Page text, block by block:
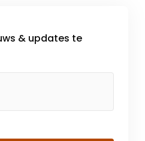
& updates te